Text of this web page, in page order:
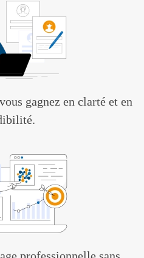
gagnez en clarté et en